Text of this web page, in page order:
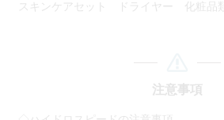
スキンケアセット ドライヤー 化粧品類
注意事項